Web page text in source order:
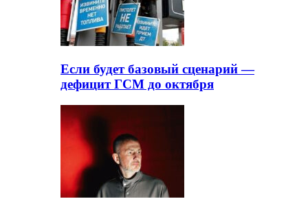
Если будет базовый сценарий —
дефицит ГСМ до октября